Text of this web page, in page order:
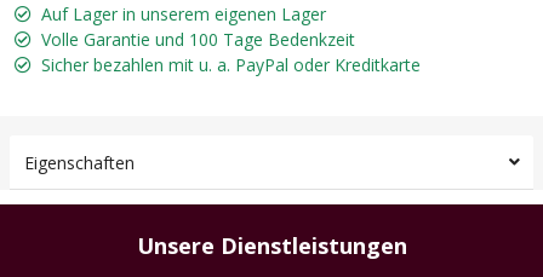
Auf Lager in unserem eigenen Lager
Volle Garantie und 100 Tage Bedenkzeit
Sicher bezahlen mit u. a. PayPal oder Kreditkarte
Eigenschaften
Unsere Dienstleistungen